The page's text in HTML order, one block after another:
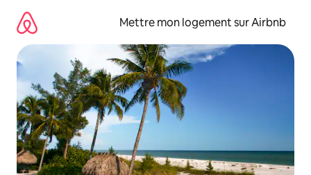
directement
contenu
Mettre mon logement sur Airbnb